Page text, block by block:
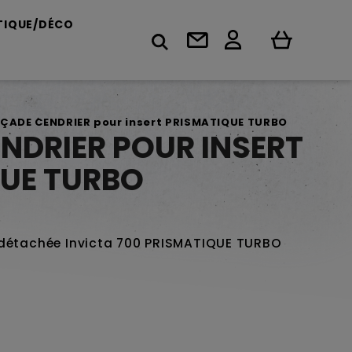
DÉCO
CENDRIER pour insert PRISMATIQUE TURBO
POUR INSERT
TURBO
Invicta 700 PRISMATIQUE TURBO